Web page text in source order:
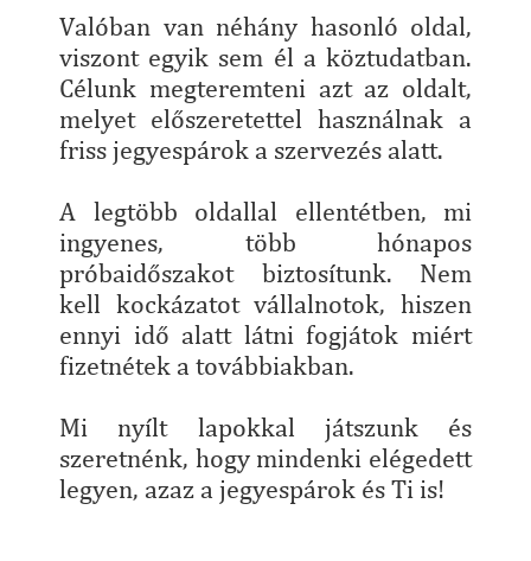
Valóban van néhány hasonló oldal,
viszont egyik sem él a köztudatban.
Célunk megteremteni azt az oldalt,
melyet előszeretettel használnak a
friss jegyespárok a szervezés alatt.
A legtöbb oldallal ellentétben, mi
ingyenes, több hónapos
próbaidőszakot biztosítunk. Nem
kell kockázatot vállalnotok, hiszen
ennyi idő alatt látni fogjátok miért
fizetnétek a továbbiakban.
Mi nyílt lapokkal játszunk és
szeretnénk, hogy mindenki elégedett
legyen, azaz a jegyespárok és Ti is!